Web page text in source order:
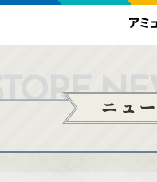
ニュ